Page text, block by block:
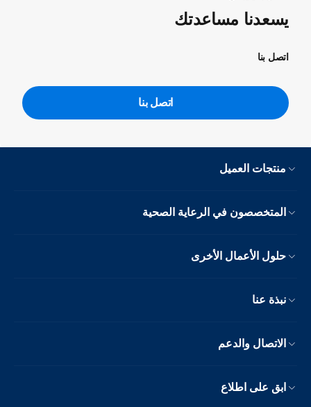
يسعدنا مساعدتك
اتصل بنا
اتصل بنا
منتجات العميل
المتخصصون في الرعاية الصحية
حلول الأعمال الأخرى
نبذة عنا
الاتصال والدعم
ابق على اطلاع